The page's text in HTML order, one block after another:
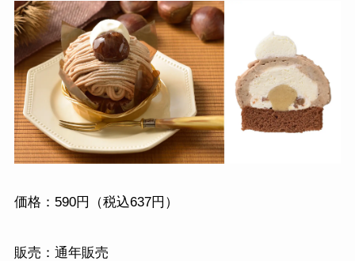
価格：590円（税込637円）
販売：通年販売